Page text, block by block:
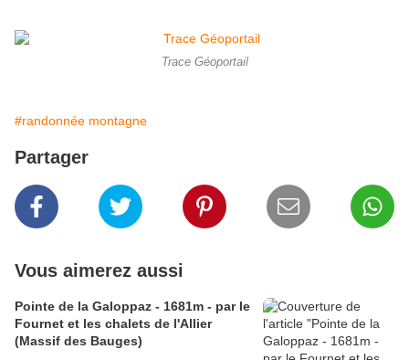
Trace Géoportail
#randonnée montagne
Partager
Vous aimerez aussi
Pointe de la Galoppaz - 1681m - par le
Fournet et les chalets de l'Allier
(Massif des Bauges)